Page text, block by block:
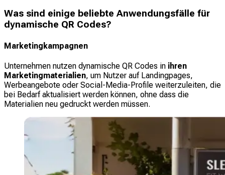
Was sind einige beliebte Anwendungsfälle für
dynamische QR Codes?
Marketingkampagnen
Unternehmen nutzen dynamische QR Codes in ihren
Marketingmaterialien, um Nutzer auf Landingpages,
Werbeangebote oder Social-Media-Profile weiterzuleiten, die
bei Bedarf aktualisiert werden können, ohne dass die
Materialien neu gedruckt werden müssen.